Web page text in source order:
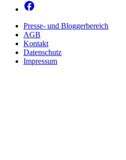
Presse- und Bloggerbereich
AGB
Kontakt
Datenschutz
Impressum